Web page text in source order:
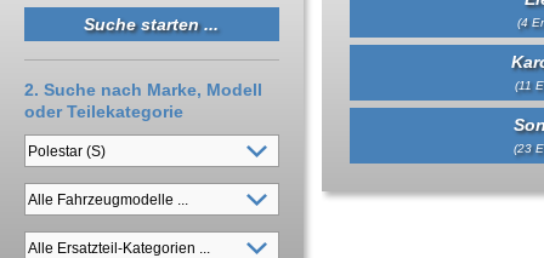
(4
(11
(23
2. Suche nach Marke, Modell
oder Teilekategorie